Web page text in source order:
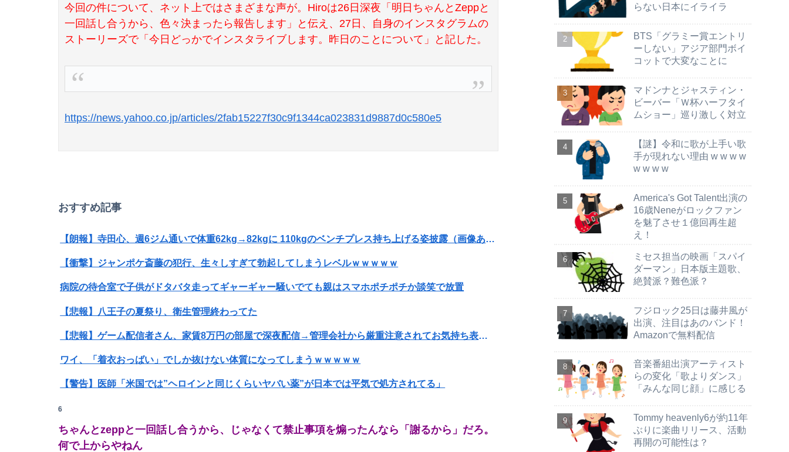
【悲報】葬送のフリーレンとかいうアウラを退場させてから駄作になった作品ｗｗｗｗｗ
EVって中国のせいで完全に終わったよな
今回の件について、ネット上ではさまざまな声が。Hiroは26日深夜「明日ちゃんとZeppと
一回話し合うから、色々決まったら報告します」と伝え、27日、自身のインスタグラムの
ストーリーズで「今日どっかでインスタライブします。昨日のことについて」と記した。
https://news.yahoo.co.jp/articles/2fab15227f30c9f1344ca023831d9887d0c580e5
おすすめ記事
【朗報】寺田心、週6ジム通いで体重62kg→82kgに 110kgのベンチプレス持ち上げる姿披露（画像あり）
【衝撃】ジャンポケ斎藤の犯行、生々しすぎて勃起してしまうレベルｗｗｗｗｗ
病院の待合室で子供がドタバタ走ってギャーギャー騒いでても親はスマホポチポチか談笑で放置
【悲報】八王子の夏祭り、衛生管理終わってた
【悲報】ゲーム配信者さん、家賃8万円の部屋で深夜配信→管理会社から厳重注意されてお気持ち表明ｗｗｗ
ワイ、「着衣おっばい」でしか抜けない体質になってしまうｗｗｗｗｗ
【警告】医師「米国では”ヘロインと同じくらいヤバい薬”が日本では平気で処方されてる」
【衝撃】34歳ニート、『エロ漫画』で人生逆転
【放送事故】フジテレビ、女子大生を大量投入して闇深エロ番組ｗｗｗｗ
6
ちゃんとzeppと一回話し合うから、じゃなくて禁止事項を煽ったんなら「謝るから」だろ。
何で上からやねん
らない日本にイライラ
BTS「グラミー賞エントリ
ーしない」アジア部門ボイ
コットで大変なことに
マドンナとジャスティン・
ビーバー「Ｗ杯ハーフタイ
ムショー」巡り激しく対立
【謎】令和に歌が上手い歌
手が現れない理由 w w w w
w w w w
America's Got Talent出演の
16歳Neneがロックファン
を魅了させ１億回再生超
え！
ミセス担当の映画「スパイ
ダーマン」日本版主題歌、
絶賛派？難色派？
フジロック25日は藤井風が
出演、注目はあのバンド！
Amazonで無料配信
音楽番組出演アーティスト
らの変化「歌よりダンス」
「みんな同じ顔」に感じる
Tommy heavenly6が約11年
ぶりに楽曲リリース、活動
再開の可能性は？